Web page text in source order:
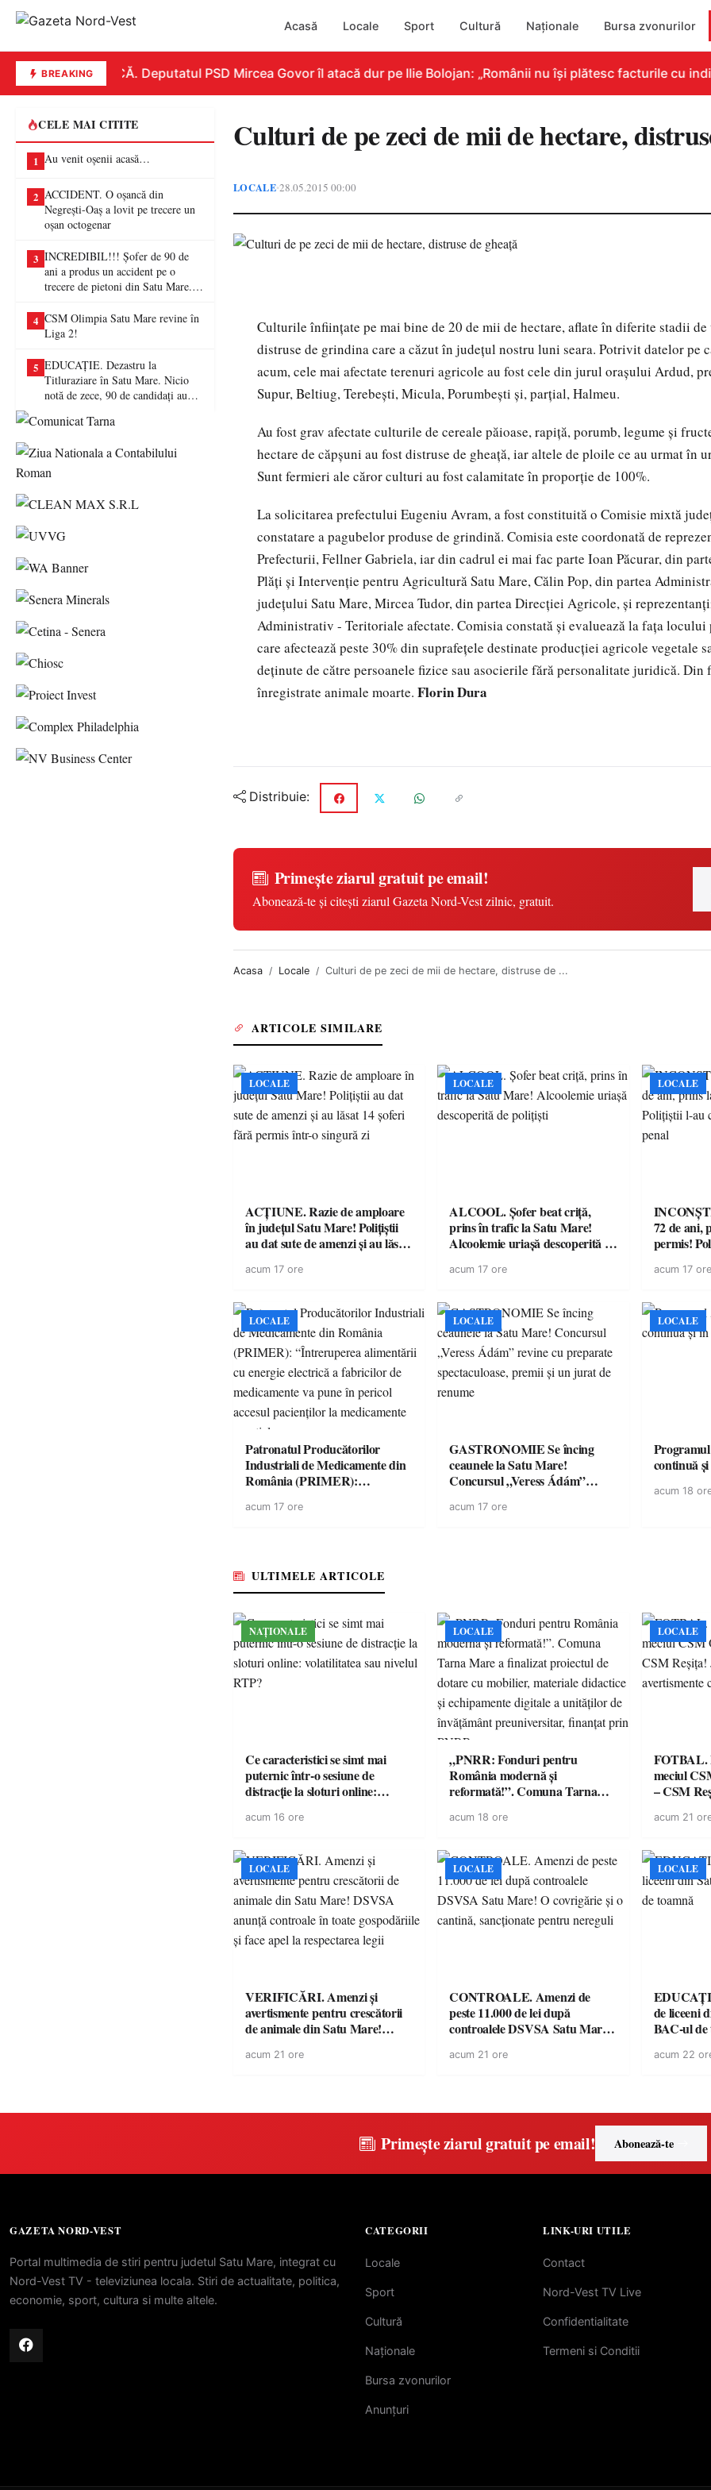
Acasă Locale Sport Cultură Naționale Bursa zvonurilor
BREAKINGREPLICĂ. Deputatul PSD Mircea Govor îl atacă dur pe Ilie Bolojan: „Românii nu își plătesc facturile cu
CELE MAI CITITE
1 Au venit oșenii acasă…
2 ACCIDENT. O oșancă din
Negrești-Oaș a lovit pe trecere un
oșan octogenar
3 INCREDIBIL!!! Șofer de 90 de
ani a produs un accident pe o
trecere de pietoni din Satu Mare. O
4 CSM Olimpia Satu Mare revine în
Liga 2!
5 EDUCAȚIE. Dezastru la
Titluraziare în Satu Mare. Nicio
notă de zece, 90 de candidați au
Culturi de pe zeci de mii de hectare,
LOCALE•28.05.2015 00:00
Culturile înfiinţate pe mai bine de 20 de mii de hectare, aflate în diferite stadii de
distruse de grindina care a căzut în judeţul nostru luni seara. Potrivit datelor pe
acum, cele mai afectate terenuri agricole au fost cele din jurul oraşului Ardud,
Supur, Beltiug, Terebeşti, Micula, Porumbeşti şi, parţial, Halmeu.
Au fost grav afectate culturile de cereale păioase, rapiţă, porumb, legume şi
hectare de căpşuni au fost distruse de gheaţă, iar altele de ploile ce au urmat în
Sunt fermieri ale căror culturi au fost calamitate în proporţie de 100%.
La solicitarea prefectului Eugeniu Avram, a fost constituită o Comisie mixtă
constatare a pagubelor produse de grindină. Comisia este coordonată de
Prefecturii, Fellner Gabriela, iar din cadrul ei mai fac parte Ioan Păcurar, din
Plăți și Intervenție pentru Agricultură Satu Mare, Călin Pop, din partea
județului Satu Mare, Mircea Tudor, din partea Direcţiei Agricole, şi
Administrativ - Teritoriale afectate. Comisia constată și evaluează la fața locului
care afectează peste 30% din suprafeţele destinate producţiei agricole vegetale
deţinute de către persoanele fizice sau asocierile fără personalitate juridică. Din
înregistrate animale moarte. Florin Dura
Distribuie:
Primește ziarul gratuit pe email!
Abonează-te și citești ziarul Gazeta Nord-Vest zilnic, gratuit.
Acasa Locale Culturi de pe zeci de mii de hectare, distruse de ...
ARTICOLE SIMILARE
LOCALE
ACȚIUNE. Razie de amploare
în județul Satu Mare! Polițiștii
au dat sute de amenzi și au lăsat
singură zi
acum 17 ore
LOCALE
ALCOOL. Șofer beat criță,
prins în trafic la Satu Mare!
Alcoolemie uriașă descoperită de
acum 17 ore
LOCALE
72 de ani,
permis!
acum 17 ore
LOCALE
Patronatul Producătorilor
Industriali de Medicamente din
România (PRIMER):
energie electrică a fabricilor de
acum 17 ore
LOCALE
GASTRONOMIE Se încing
ceaunele la Satu Mare!
Concursul „Veress Ádám”
spectaculoase, premii și un jurat
acum 17 ore
LOCALE
continuă
acum 18
ULTIMELE ARTICOLE
NAȚIONALE
Ce caracteristici se simt mai
puternic într-o sesiune de
distracție la sloturi online:
acum 16 ore
LOCALE
„PNRR: Fonduri pentru
România modernă și
reformată!”. Comuna Tarna
dotare cu mobilier, materiale
a unităților de învățământ
preuniversitar, finanțat prin
PNRR
acum 18 ore
LOCALE
FOTBAL.
meciul
– CSM
suporteri
acum 21
LOCALE
VERIFICĂRI. Amenzi și
avertismente pentru crescătorii
de animale din Satu Mare!
toate gospodăriile și face apel la
acum 21 ore
LOCALE
CONTROALE. Amenzi de
peste 11.000 de lei după
controalele DSVSA Satu Mare!
sancționate pentru nereguli
acum 21 ore
LOCALE
de liceeni
BAC-ul
acum 22
Primește ziarul gratuit pe email! Abonează-te
GAZETA NORD-VEST
Portal multimedia de stiri pentru judetul Satu Mare, integrat cu
Nord-Vest TV - televiziunea locala. Stiri de actualitate, politica,
economie, sport, cultura si multe altele.
CATEGORII
Locale
Sport
Cultură
Naționale
Bursa zvonurilor
Anunțuri
LINK-URI UTILE
Contact
Nord-Vest TV Live
Confidentialitate
Termeni si Conditii